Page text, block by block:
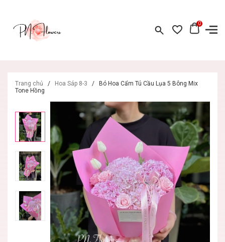
0
Trang chủ / Hoa Sáp 8-3 /
Bó Hoa Cẩm Tú Cầu Lụa 5 Bông Mix
Tone Hồng